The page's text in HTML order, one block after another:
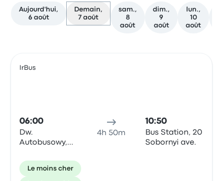
Aujourd'hui,
6 août
Demain,
7 août
sam.,
8
août
dim.,
9
août
lun.,
10
août
IrBus
06:00
Dw.
Autobusowy,
4h 50m
10:50
Bus Station, 20
Sobornyi ave.
Le moins cher